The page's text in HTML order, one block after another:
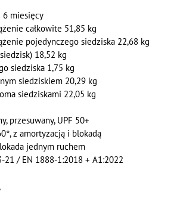
6 miesięcy
całkowite 51,85 kg
pojedynczego siedziska 22,68 kg
18,52 kg
siedziska 1,75 kg
siedziskiem 20,29 kg
siedziskami 22,05 kg
przesuwany, UPF 50+
z amortyzacją i blokadą
jednym ruchem
21 / EN 1888-1:2018 + A1:2022